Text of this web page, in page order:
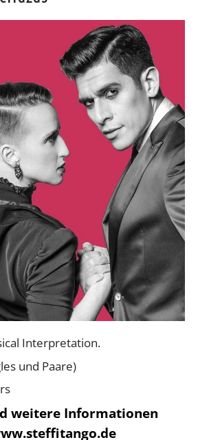
Interpretation.
und Paare)
weitere Informationen